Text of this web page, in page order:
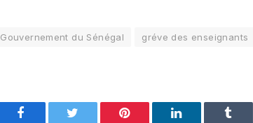
Gouvernement du Sénégal
gréve des enseignants
Facebook Pinterest LinkedIn